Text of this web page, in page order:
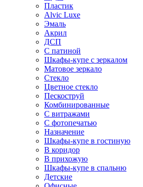
Пластик
Alvic Luxe
Эмаль
Акрил
ДСП
С патиной
Шкафы-купе с зеркалом
Матовое зеркало
Стекло
Цветное стекло
Пескоструй
Комбинированные
С витражами
С фотопечатью
Назначение
Шкафы-купе в гостиную
В коридор
В прихожую
Шкафы-купе в спальню
Детские